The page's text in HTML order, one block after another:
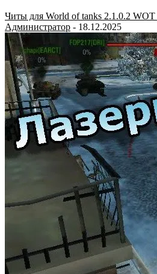
Читы для World of tanks 2.1.0.2
Администратор - 18.12.2025